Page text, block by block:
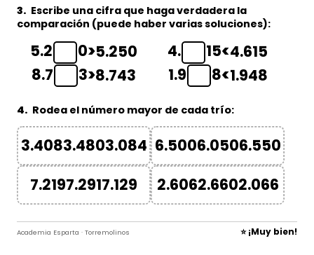
3. Escribe una cifra que haga verdadera la
comparación (puede haber varias soluciones):
5.2 0>5.250 4. 15<4.615
8.7
3>8.743 1.9 8<1.948
4. Rodea el número mayor de cada trío:
3.4083.4803.084 6.5006.0506.550
7.2197.2917.129 2.6062.6602.066
Academia Esparta · Torremolinos ⭐ ¡Muy bien!